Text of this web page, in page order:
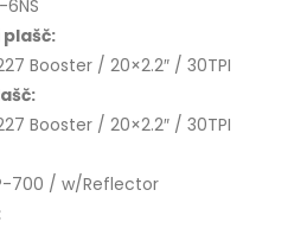
Booster / 20×2.2″ / 30TPI
Booster / 20×2.2″ / 30TPI
700 / w/Reflector